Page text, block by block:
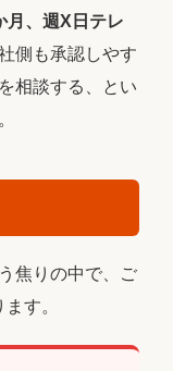
月、週X日テレ
側も承認しやす
相談する、とい
焦りの中で、ご
す。